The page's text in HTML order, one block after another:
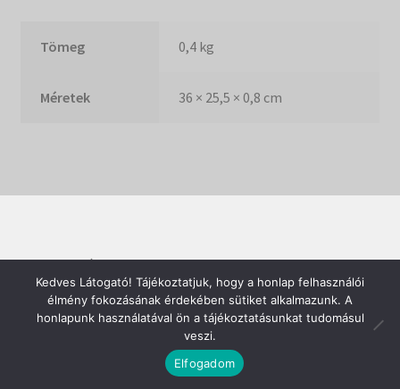
Tömeg 0,4 kg
Méretek 36 × 25,5 × 0,8 cm
Built with WooCommerce.
Kedves Látogató! Tájékoztatjuk, hogy a honlap felhasználói
élmény fokozásának érdekében sütiket alkalmazunk. A
honlapunk használatával ön a tájékoztatásunkat tudomásul
veszi.
Elfogadom